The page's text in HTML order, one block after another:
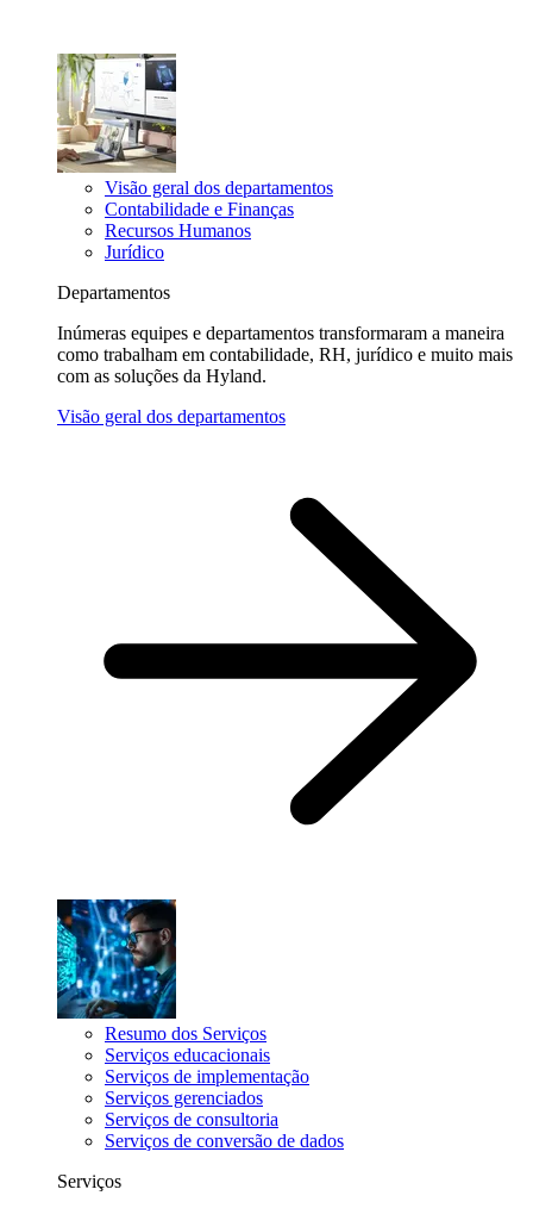
Visão geral dos departamentos
Contabilidade e Finanças
Recursos Humanos
Jurídico
Departamentos
Inúmeras equipes e departamentos transformaram a maneira
como trabalham em contabilidade, RH, jurídico e muito mais
com as soluções da Hyland.
Visão geral dos departamentos
Resumo dos Serviços
Serviços educacionais
Serviços de implementação
Serviços gerenciados
Serviços de consultoria
Serviços de conversão de dados
Serviços